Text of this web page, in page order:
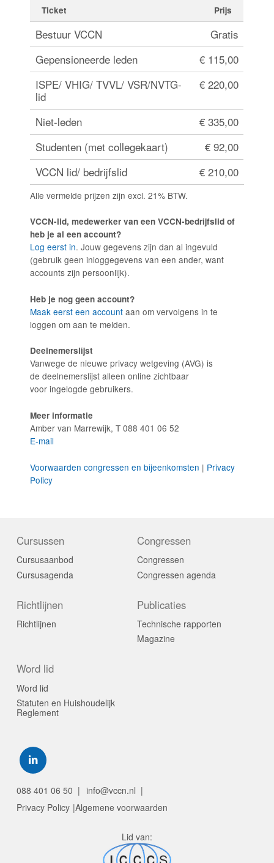
Ticket Prijs
Bestuur VCCN
Gratis
Gepensioneerde leden
€ 115,00
ISPE/ VHIG/ TVVL/ VSR/NVTG-
lid
€ 220,00
Niet-leden
€ 335,00
Studenten (met collegekaart)
€ 92,00
VCCN lid/ bedrijfslid
€ 210,00
Alle vermelde prijzen zijn excl. 21% BTW.
VCCN-lid, medewerker van een VCCN-bedrijfslid of
heb je al een account?
Log eerst in. Jouw gegevens zijn dan al ingevuld
(gebruik geen inloggegevens van een ander, want
accounts zijn persoonlijk).
Heb je nog geen account?
Maak eerst een account aan om vervolgens in te
loggen om aan te melden.
Deelnemerslijst
Vanwege de nieuwe privacy wetgeving (AVG) is
de deelnemerslijst alleen online zichtbaar
voor ingelogde gebruikers.
Meer informatie
Amber van Marrewijk, T 088 401 06 52
E-mail
Voorwaarden congressen en bijeenkomsten | Privacy
Policy
Cursussen
Cursusaanbod
Cursusagenda
Congressen
Congressen
Congressen agenda
Richtlijnen
Richtlijnen
Publicaties
Technische rapporten
Magazine
Word lid
Word lid
Statuten en Huishoudelijk
Reglement
Visit
our
social
media
088 401 06 50
info@vccn.nl
Privacy Policy Algemene voorwaarden
Lid van: